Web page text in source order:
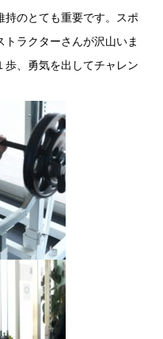
のとても重要です。スポ
ラクターさんが沢山いま
歩、勇気を出してチャレン